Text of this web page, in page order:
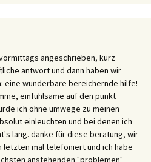
angeschrieben, kurz
antwort und dann haben wir
eine wunderbare bereichernde hilfe!
einfühlsame auf den punkt
ich ohne umwege zu meinen
einleuchten und bei denen ich
lang. danke für diese beratung, wir
letzten mal telefoniert und ich habe
anstehenden "problemen"